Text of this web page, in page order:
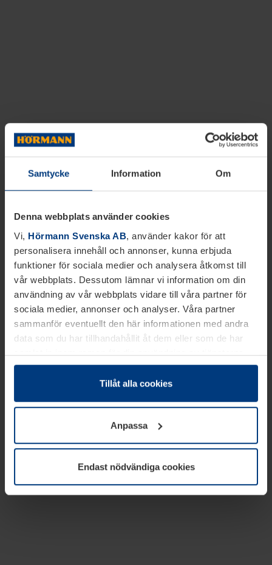
Samtycke Information Om
Denna webbplats använder cookies
Vi, Hörmann Svenska AB, använder kakor för att
personalisera innehåll och annonser, kunna erbjuda
funktioner för sociala medier och analysera åtkomst till
vår webbplats. Dessutom lämnar vi information om din
användning av vår webbplats vidare till våra partner för
sociala medier, annonser och analyser. Våra partner
sammanför eventuellt den här informationen med andra
data som du har tillhandahållit åt dem eller som de har
samlat in inom ramen för din användning av tjänsterna.
Juridiskt kan vi lagra kakor på din enhet, om de är
absolut nödvändiga för driften av den här webbplatsen.
godkännande kan du när som helst ändra eller återkalla i
informationen om kakor underDataskyddsförklaring
vår webbplats.
Tillåt alla cookies
Anpassa
Endast nödvändiga cookies